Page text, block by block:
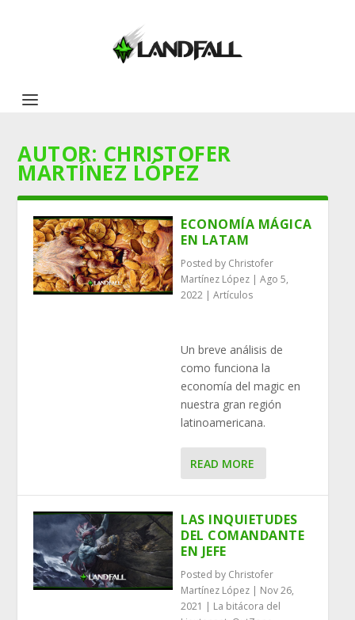
AUTOR: CHRISTOFER
MARTÍNEZ LÓPEZ
ECONOMÍA MÁGICA
EN LATAM
Posted by Christofer
Martínez López | Ago 5,
2022 | Artículos
Un breve análisis de
como funciona la
economía del magic en
nuestra gran región
latinoamericana.
READ MORE
LAS INQUIETUDES
DEL COMANDANTE
EN JEFE
Posted by Christofer
Martínez López | Nov 26,
2021 | La bitácora del